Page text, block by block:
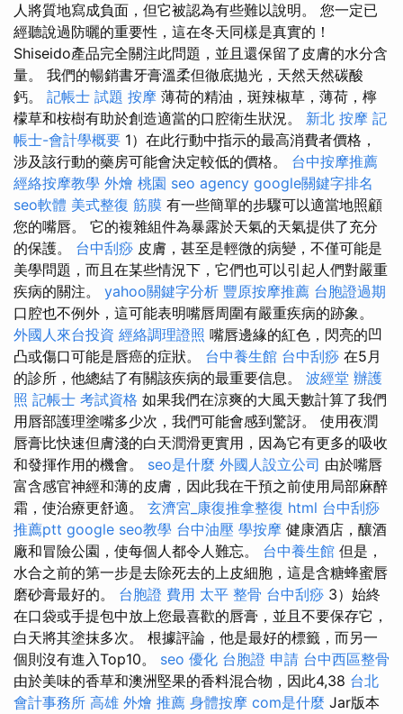
人將質地寫成負面，但它被認為有些難以說明。 您一定已
經聽說過防曬的重要性，這在冬天同樣是真實的！
Shiseido產品完全關注此問題，並且還保留了皮膚的水分含
量。 我們的暢銷書牙膏溫柔但徹底拋光，天然天然碳酸
鈣。 記帳士 試題 按摩 薄荷的精油，斑辣椒草，薄荷，檸
檬草和桉樹有助於創造適當的口腔衛生狀況。 新北 按摩 記
帳士-會計學概要 1）在此行動中指示的最高消費者價格，
涉及該行動的藥房可能會決定較低的價格。 台中按摩推薦
經絡按摩教學 外燴 桃園 seo agency google關鍵字排名
seo軟體 美式整復 筋膜 有一些簡單的步驟可以適當地照顧
您的嘴唇。 它的複雜組件為暴露於天氣的天氣提供了充分
的保護。 台中刮痧 皮膚，甚至是輕微的病變，不僅可能是
美學問題，而且在某些情況下，它們也可以引起人們對嚴重
疾病的關注。 yahoo關鍵字分析 豐原按摩推薦 台胞證過期
口腔也不例外，這可能表明嘴唇周圍有嚴重疾病的跡象。
外國人來台投資 經絡調理證照 嘴唇邊緣的紅色，閃亮的凹
凸或傷口可能是唇癌的症狀。 台中養生館 台中刮痧 在5月
的診所，他總結了有關該疾病的最重要信息。 波經堂 辦護
照 記帳士 考試資格 如果我們在涼爽的大風天數計算了我們
用唇部護理塗嘴多少次，我們可能會感到驚訝。 使用夜潤
唇膏比快速但膚淺的白天潤滑更實用，因為它有更多的吸收
和發揮作用的機會。 seo是什麼 外國人設立公司 由於嘴唇
富含感官神經和薄的皮膚，因此我在干預之前使用局部麻醉
霜，使治療更舒適。 玄濟宮_康復推拿整復 html 台中刮痧
推薦ptt google seo教學 台中油壓 學按摩 健康酒店，釀酒
廠和冒險公園，使每個人都令人難忘。 台中養生館 但是，
水合之前的第一步是去除死去的上皮細胞，這是含糖蜂蜜唇
磨砂膏最好的。 台胞證 費用 太平 整骨 台中刮痧 3）始終
在口袋或手提包中放上您最喜歡的唇膏，並且不要保存它，
白天將其塗抹多次。 根據評論，他是最好的標籤，而另一
個則沒有進入Top10。 seo 優化 台胞證 申請 台中西區整骨
由於美味的香草和澳洲堅果的香料混合物，因此4,38 台北
會計事務所 高雄 外燴 推薦 身體按摩 com是什麼 Jar版本